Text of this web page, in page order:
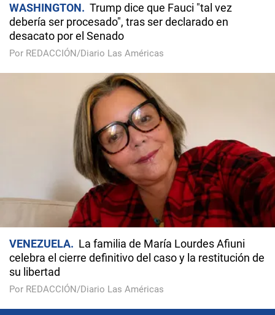
WASHINGTON
Trump dice que Fauci "tal vez
debería ser procesado", tras ser declarado en
desacato por el Senado
Por REDACCIÓN/Diario Las Américas
VENEZUELA
La familia de María Lourdes Afiuni
celebra el cierre definitivo del caso y la restitución de
su libertad
Por REDACCIÓN/Diario Las Américas